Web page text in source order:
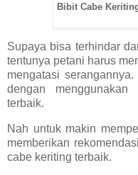
Bibit Cabe
Supaya bisa terhindar
tentunya petani harus
mengatasi
dengan
terbaik.
Nah untuk makin
memberikan
cabe keriting terbaik.